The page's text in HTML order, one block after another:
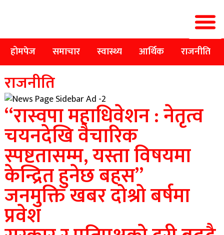
होमपेज समाचार स्वास्थ्य आर्थिक राजनीति
राजनीति
“रास्वपा महाधिवेशन : नेतृत्व
चयनदेखि वैचारिक
स्पष्टतासम्म, यस्ता विषयमा
केन्द्रित हुनेछ बहस”
जनमुक्ति खबर दाेश्राे बर्षमा
प्रवेश